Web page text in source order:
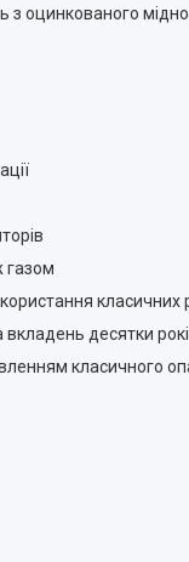
оцинкованого
газом
класичних
десятки
класичного